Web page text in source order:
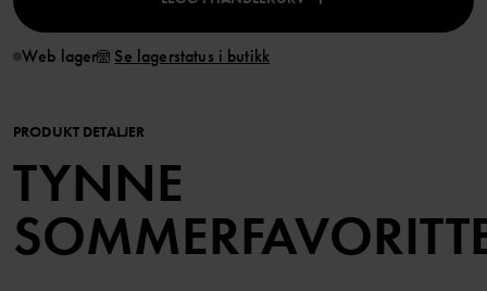
Web lager Se lagerstatus i butikk
PRODUKT DETALJER
TYNNE